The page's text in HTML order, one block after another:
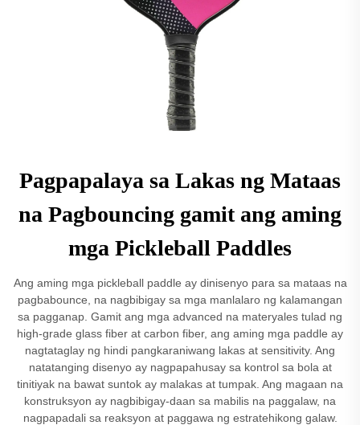
Pagpapalaya sa Lakas ng Mataas
na Pagbouncing gamit ang aming
mga Pickleball Paddles
Ang aming mga pickleball paddle ay dinisenyo para sa mataas na
pagbabounce, na nagbibigay sa mga manlalaro ng kalamangan
sa pagganap. Gamit ang mga advanced na materyales tulad ng
high-grade glass fiber at carbon fiber, ang aming mga paddle ay
nagtataglay ng hindi pangkaraniwang lakas at sensitivity. Ang
natatanging disenyo ay nagpapahusay sa kontrol sa bola at
tinitiyak na bawat suntok ay malakas at tumpak. Ang magaan na
konstruksyon ay nagbibigay-daan sa mabilis na paggalaw, na
nagpapadali sa reaksyon at paggawa ng estratehikong galaw.